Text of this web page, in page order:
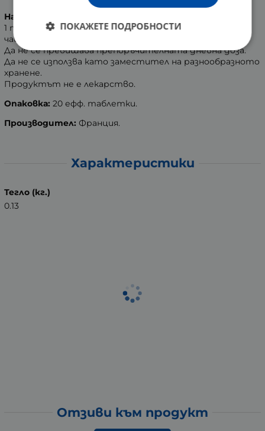
Начин на приложение:
1 таблетка един до три пъти дневно, разтворена в
чаша вода (200 мл.)
Да не се превишава препоръчителната дневна доза.
Да не се използва като заместител на разнообразното
хранене.
Продуктът не е лекарство.
Опаковка: 20 ефф. таблетки.
Производител: Франция.
Характеристики
Тегло (кг.)
0.13
Отзиви към продукт
ПОКАЖЕТЕ ПОДРОБНОСТИ